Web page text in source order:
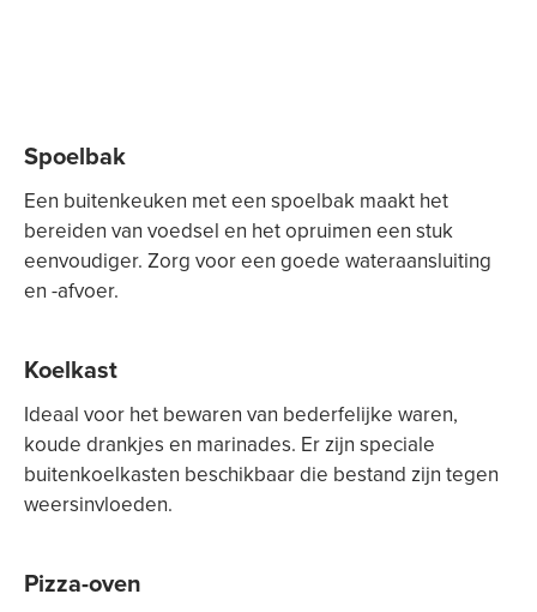
Spoelbak
Een buitenkeuken met een spoelbak maakt het
bereiden van voedsel en het opruimen een stuk
eenvoudiger. Zorg voor een goede wateraansluiting
en -afvoer.
Koelkast
Ideaal voor het bewaren van bederfelijke waren,
koude drankjes en marinades. Er zijn speciale
buitenkoelkasten beschikbaar die bestand zijn tegen
weersinvloeden.
Pizza-oven